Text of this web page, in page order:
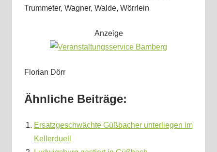
Trummeter, Wagner, Walde, Wörrlein
Anzeige
Florian Dörr
Ähnliche Beiträge:
Ersatzgeschwächte Güßbacher unterliegen im
Kellerduell